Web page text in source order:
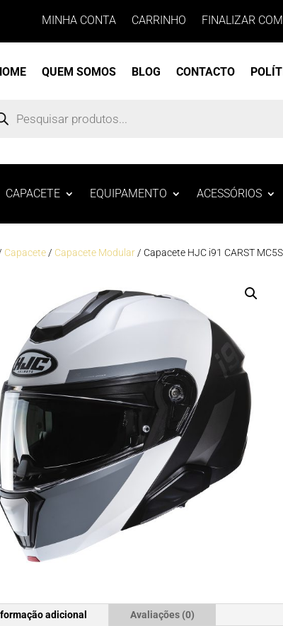
MINHA CONTA CARRINHO FINALIZAR
QUEM SOMOS BLOG CONTACTO
CAPACETE EQUIPAMENTO ACESSÓRIOS
Capacete / Capacete Modular / Capacete HJC i91 CARST
adicional Avaliações (0)